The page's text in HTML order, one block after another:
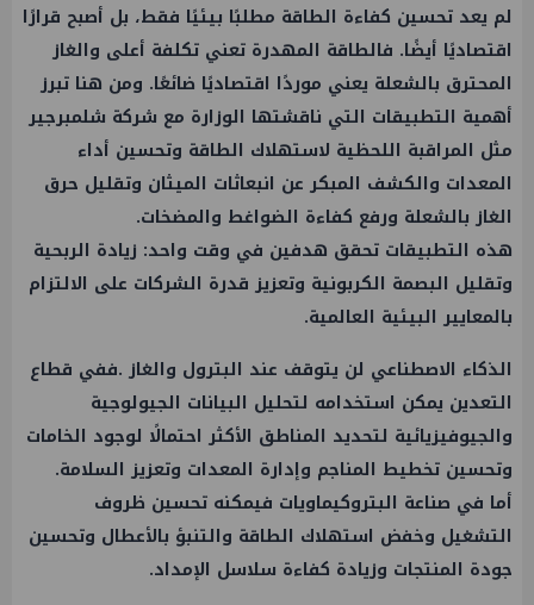
لم يعد تحسين كفاءة الطاقة مطلبًا بيئيًا فقط، بل أصبح قرارًا
اقتصاديًا أيضًا. فالطاقة المهدرة تعني تكلفة أعلى والغاز
المحترق بالشعلة يعني موردًا اقتصاديًا ضائعًا. ومن هنا تبرز
أهمية التطبيقات التي ناقشتها الوزارة مع شركة شلمبرجير
مثل المراقبة اللحظية لاستهلاك الطاقة وتحسين أداء
المعدات والكشف المبكر عن انبعاثات الميثان وتقليل حرق
الغاز بالشعلة ورفع كفاءة الضواغط والمضخات.
هذه التطبيقات تحقق هدفين في وقت واحد: زيادة الربحية
وتقليل البصمة الكربونية وتعزيز قدرة الشركات على الالتزام
بالمعايير البيئية العالمية.
الذكاء الاصطناعي لن يتوقف عند البترول والغاز .ففي قطاع
التعدين يمكن استخدامه لتحليل البيانات الجيولوجية
والجيوفيزيائية لتحديد المناطق الأكثر احتمالًا لوجود الخامات
وتحسين تخطيط المناجم وإدارة المعدات وتعزيز السلامة.
أما في صناعة البتروكيماويات فيمكنه تحسين ظروف
التشغيل وخفض استهلاك الطاقة والتنبؤ بالأعطال وتحسين
جودة المنتجات وزيادة كفاءة سلاسل الإمداد.